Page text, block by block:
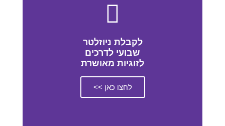
לקבלת ניוזלטר
שבועי לדרכים
לזוגיות מאושרת
לחצו כאן >>